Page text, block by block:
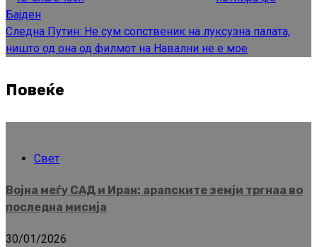
Бајден
Следна Путин: Не сум сопственик на луксузна палата,
ништо од она од филмот на Навални не е мое
Повеќе
Свет
Војна меѓу САД и Иран: арапските земји тргнаа во
последна мисија
30/01/2026